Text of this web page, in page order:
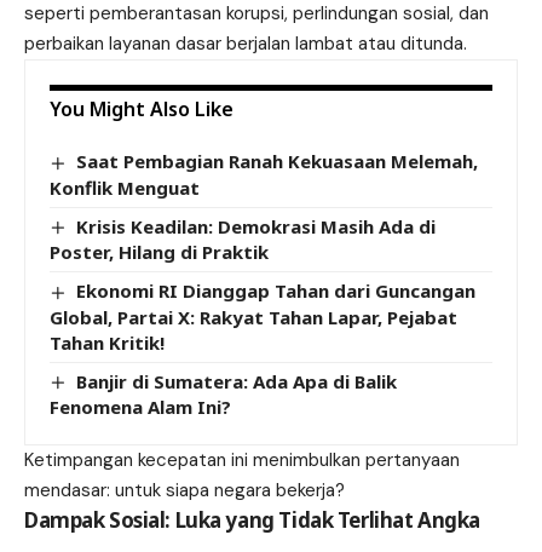
seperti pemberantasan korupsi, perlindungan sosial, dan
perbaikan layanan dasar berjalan lambat atau ditunda.
You Might Also Like
Saat Pembagian Ranah Kekuasaan Melemah,
Konflik Menguat
Krisis Keadilan: Demokrasi Masih Ada di
Poster, Hilang di Praktik
Ekonomi RI Dianggap Tahan dari Guncangan
Global, Partai X: Rakyat Tahan Lapar, Pejabat
Tahan Kritik!
Banjir di Sumatera: Ada Apa di Balik
Fenomena Alam Ini?
Ketimpangan kecepatan ini menimbulkan pertanyaan
mendasar: untuk siapa negara bekerja?
Dampak Sosial: Luka yang Tidak Terlihat Angka